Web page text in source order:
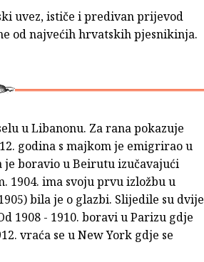
uvez, ističe i predivan prijevod
od najvećih hrvatskih pjesnikinja.
u Libanonu. Za rana pokazuje
godina s majkom je emigrirao u
je boravio u Beirutu izučavajući
1904. ima svoju prvu izložbu u
bila je o glazbi. Slijedile su dvije
1908 - 1910. boravi u Parizu gdje
vraća se u New York gdje se